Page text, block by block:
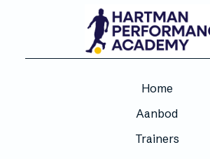
Home
Aanbod
Trainers